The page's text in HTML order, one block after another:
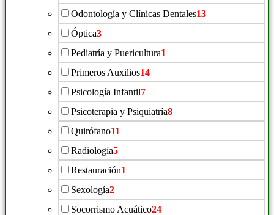
Odontología y Clínicas Dentales13
Óptica3
Pediatría y Puericultura1
Primeros Auxilios14
Psicología Infantil7
Psicoterapia y Psiquiatría8
Quirófano11
Radiología5
Restauración1
Sexología2
Socorrismo Acuático24